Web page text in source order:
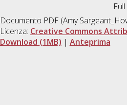
Documento PDF (Amy
Licenza: Creative Commons
Download (1MB) | Anteprima